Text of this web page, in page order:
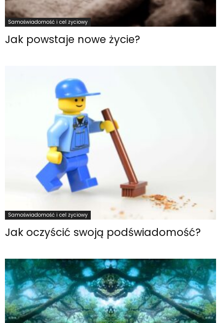
Samoświadomość i cel życiowy
Jak powstaje nowe życie?
Samoświadomość i cel życiowy
Jak oczyścić swoją podświadomość?